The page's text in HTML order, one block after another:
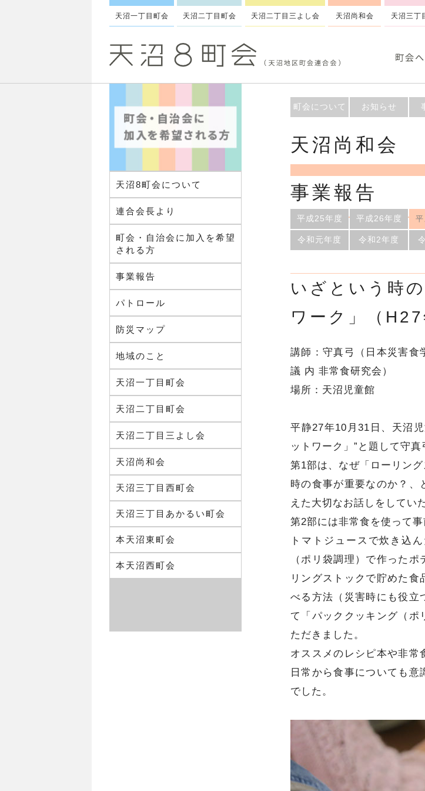
天沼一丁目町会 天沼二丁目町会 天沼二丁目三よし会 天沼尚和会 天沼三丁
天沼8町会について
連合会長より
町会・自治会に加入を希望
される方
事業報告
パトロール
防災マップ
地域のこと
天沼一丁目町会
天沼二丁目町会
天沼二丁目三よし会
天沼尚和会
天沼三丁目西町会
天沼三丁目あかるい町会
本天沼東町会
本天沼西町会
町会について お知らせ
天沼尚和会
事業報告
平成25年度 平成26年度
令和元年度 令和2年度
いざという時
ワーク」（
講師：守真弓（日本災害食
議 内 非常食研究会）
場所：天沼児童館
平静27年10月31日、天沼
ットワーク」”と題して守
第1部は、なぜ「ローリン
時の食事が重要なのか？、
えた大切なお話しをしてい
第2部には非常食を使って
トマトジュースで炊き込
（ポリ袋調理）で作った
リングストックで貯めた
べる方法（災害時にも役立
て「パッククッキング（ポ
ただきました。
オススメのレシピ本や非常
日常から食事についても
でした。